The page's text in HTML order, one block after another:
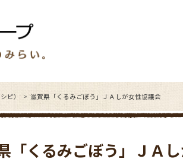
ピ） 滋賀県「くるみごぼう」ＪＡしが女性協議会
「くるみごぼう」ＪＡ